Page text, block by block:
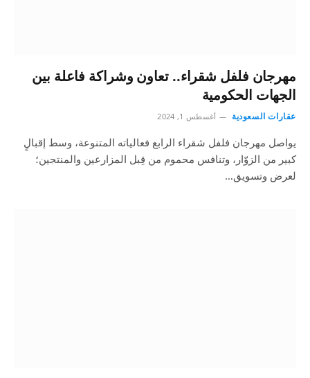
مهرجان فلفل شقراء.. تعاون وشراكة فاعلة بين
الجهات الحكومية
عقارات السعودية أغسطس 1, 2024
يواصل مهرجان فلفل شقراء الرابع فعالياته المتنوعة، وسط إقبالٍ
كبير من الزوّار، وتنافس محموم من قِبل المزارعين والمنتجين؛
لعرض وتسويق…